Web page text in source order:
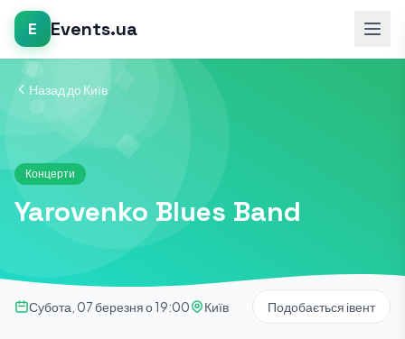
E Events.ua
Назад до Київ
Концерти
Yarovenko Blues Band
Субота, 07 березня о 19:00 Київ Подобається івент